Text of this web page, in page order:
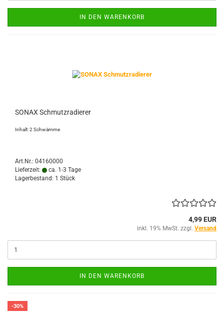
IN DEN WARENKORB
SONAX Schmutzradierer
Inhalt: 2 Schwämme
Art.Nr.: 04160000
Lieferzeit:
ca. 1-3 Tage
Lagerbestand: 1 Stück
4,99 EUR
inkl. 19% MwSt. zzgl. Versand
IN DEN WARENKORB
-30%